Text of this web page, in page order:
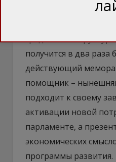
потребуется не
средства на
получится в два раза
действующий
помощник –
подходит к своему
активации новой
парламенте, а
экономических
программы развития.